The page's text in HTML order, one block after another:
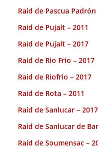
Raid de Pascua Padrón
Raid de Pujalt – 2011
Raid de Pujalt – 2017
Raid de Rio Frio – 2017
Raid de Riofrio – 2017
Raid de Rota – 2011
Raid de Sanlucar – 2017
Raid de Sanlucar de
Raid de Soumensac –